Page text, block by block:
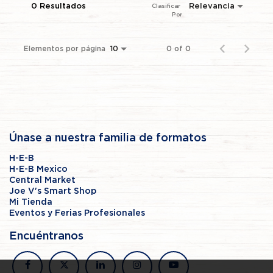
0 Resultados Relevancia
Clasificar
Por
Elementos por página 10 0 of 0
Únase a nuestra familia de formatos
H-E-B
H-E-B Mexico
Central Market
Joe V's Smart Shop
Mi Tienda
Eventos y Ferias Profesionales
Encuéntranos
facebook
x linkedin instagramyoutube